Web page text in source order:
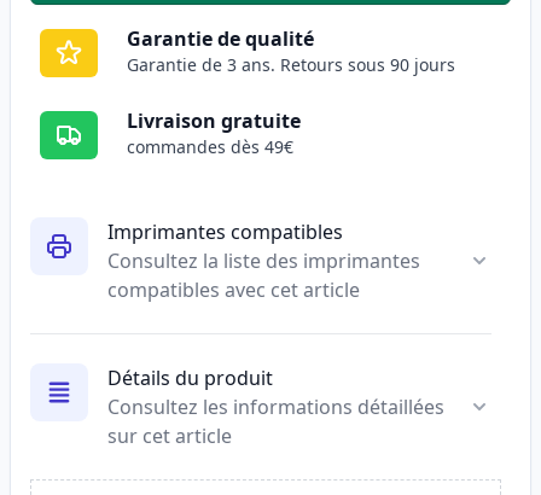
Imprimantes compatibles
Consultez la liste des imprimantes
compatibles avec cet article
Détails du produit
Consultez les informations détaillées
sur cet article
Garantie de qualité
Garantie de 3 ans. Retours sous 90 jours
Livraison gratuite
commandes dès 49€